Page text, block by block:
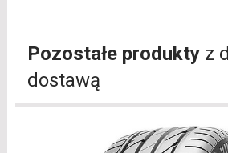
Pozostałe produktyz
dostawą